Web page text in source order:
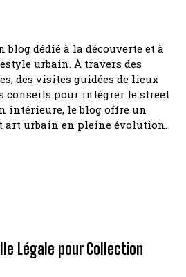
blog dédié à la découverte et à
urbain. À travers des
des visites guidées de lieux
conseils pour intégrer le street
intérieure, le blog offre un
art urbain en pleine évolution.
Légale pour Collection